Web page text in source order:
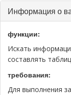
Информация о
функции:
Искать
составлять
требования:
Для выполнения